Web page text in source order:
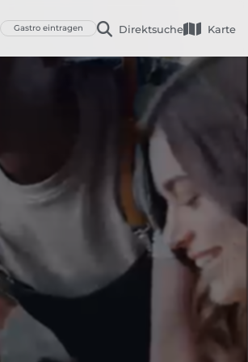
Gastro eintragen Direktsuche Karte